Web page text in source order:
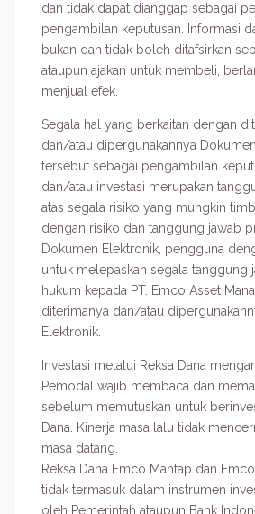
dan tidak dapat dianggap sebagai
pengambilan keputusan. Informasi
bukan dan tidak boleh ditafsirkan
ataupun ajakan untuk membeli,
menjual efek.
Segala hal yang berkaitan dengan
dan/atau dipergunakannya
tersebut sebagai pengambilan
dan/atau investasi merupakan
atas segala risiko yang mungkin
dengan risiko dan tanggung jawab
Dokumen Elektronik, pengguna
untuk melepaskan segala tanggung
hukum kepada PT. Emco Asset
diterimanya dan/atau
Elektronik.
Investasi melalui Reksa Dana
Pemodal wajib membaca dan
sebelum memutuskan untuk
Dana. Kinerja masa lalu tidak
masa datang.
Reksa Dana Emco Mantap dan
tidak termasuk dalam instrumen
oleh Pemerintah ataupun Bank